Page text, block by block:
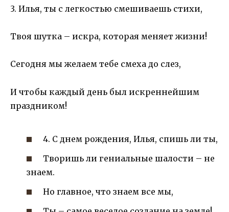
3. Илья, ты с легкостью смешиваешь стихи,
Твоя шутка – искра, которая меняет жизни!
Сегодня мы желаем тебе смеха до слез,
И чтобы каждый день был искреннейшим
праздником!
4. С днем рождения, Илья, спишь ли ты,
Творишь ли гениальные шалости – не
знаем.
Но главное, что знаем все мы,